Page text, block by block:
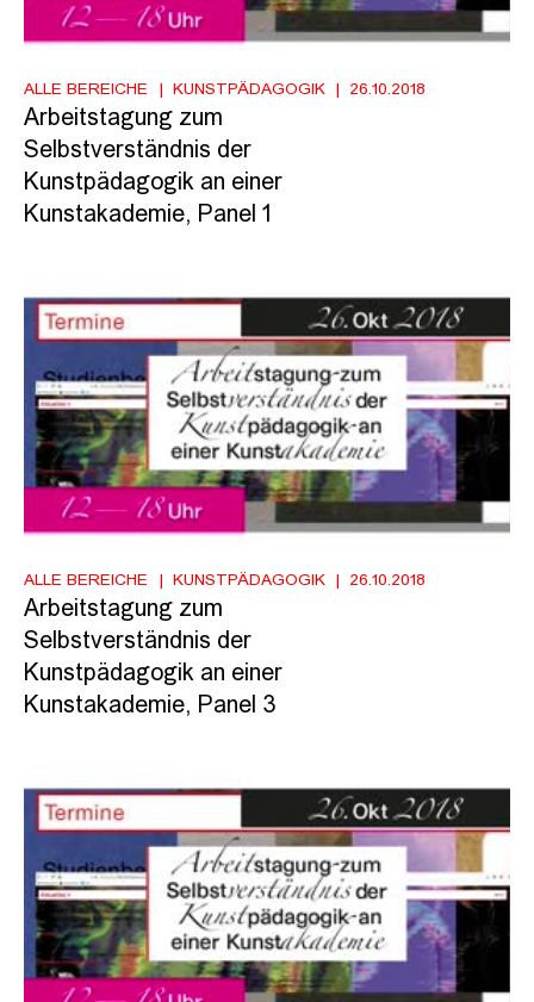
ALLE BEREICHE KUNSTPÄDAGOGIK 26.10.2018
Arbeitstagung zum
Selbstverständnis der
Kunstpädagogik an einer
Kunstakademie, Panel 1
ALLE BEREICHE KUNSTPÄDAGOGIK 26.10.2018
Arbeitstagung zum
Selbstverständnis der
Kunstpädagogik an einer
Kunstakademie, Panel 3